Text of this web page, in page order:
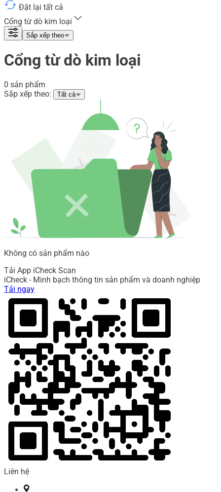
Đặt lại tất cả
Cổng từ dò kim loại
Sắp xếp theo
Cổng từ dò kim loại
0 sản phẩm
Sắp xếp theo:
Tất cả
Không có sản phẩm nào
Tải App iCheck Scan
iCheck - Minh bạch thông tin sản phẩm và doanh nghiệp
Tải ngay
Liên hệ